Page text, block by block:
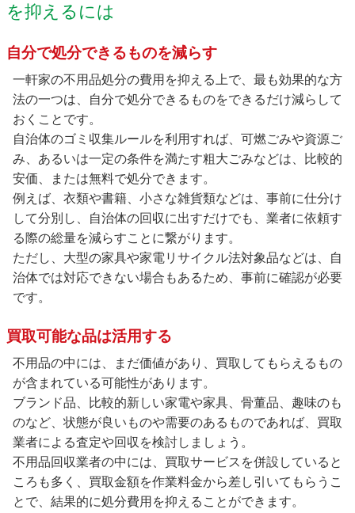
を抑えるには
自分で処分できるものを減らす
一軒家の不用品処分の費用を抑える上で、最も効果的な方
法の一つは、自分で処分できるものをできるだけ減らして
おくことです。
自治体のゴミ収集ルールを利用すれば、可燃ごみや資源ご
み、あるいは一定の条件を満たす粗大ごみなどは、比較的
安価、または無料で処分できます。
例えば、衣類や書籍、小さな雑貨類などは、事前に仕分け
して分別し、自治体の回収に出すだけでも、業者に依頼す
る際の総量を減らすことに繋がります。
ただし、大型の家具や家電リサイクル法対象品などは、自
治体では対応できない場合もあるため、事前に確認が必要
です。
買取可能な品は活用する
不用品の中には、まだ価値があり、買取してもらえるもの
が含まれている可能性があります。
ブランド品、比較的新しい家電や家具、骨董品、趣味のも
のなど、状態が良いものや需要のあるものであれば、買取
業者による査定や回収を検討しましょう。
不用品回収業者の中には、買取サービスを併設していると
ころも多く、買取金額を作業料金から差し引いてもらうこ
とで、結果的に処分費用を抑えることができます。